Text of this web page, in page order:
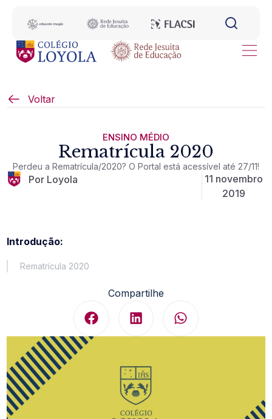
Voltar
ENSINO MÉDIO
Rematrícula 2020
Perdeu a Rematrícula/2020? O Portal está acessível até 27/11!
Por Loyola
11 novembro
2019
Introdução:
Rematrícula 2020
Compartilhe